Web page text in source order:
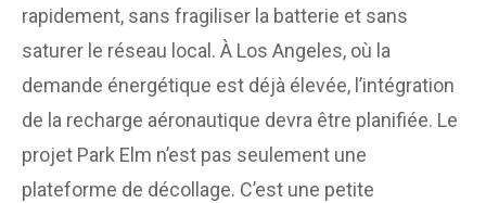
rapidement, sans fragiliser la batterie et sans
saturer le réseau local. À Los Angeles, où la
demande énergétique est déjà élevée, l’intégration
de la recharge aéronautique devra être planifiée. Le
projet Park Elm n’est pas seulement une
plateforme de décollage. C’est une petite